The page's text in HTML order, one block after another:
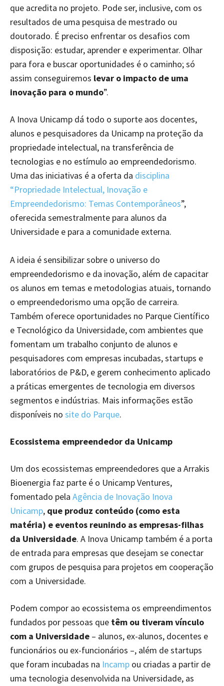
que acredita no projeto. Pode ser, inclusive, com os
resultados de uma pesquisa de mestrado ou
doutorado. É preciso enfrentar os desafios com
disposição: estudar, aprender e experimentar. Olhar
para fora e buscar oportunidades é o caminho; só
assim conseguiremos levar o impacto de uma
inovação para o mundo”.
A Inova Unicamp dá todo o suporte aos docentes,
alunos e pesquisadores da Unicamp na proteção da
propriedade intelectual, na transferência de
tecnologias e no estímulo ao empreendedorismo.
Uma das iniciativas é a oferta da disciplina
“Propriedade Intelectual, Inovação e
Empreendedorismo: Temas Contemporâneos”,
oferecida semestralmente para alunos da
Universidade e para a comunidade externa.
A ideia é sensibilizar sobre o universo do
empreendedorismo e da inovação, além de capacitar
os alunos em temas e metodologias atuais, tornando
o empreendedorismo uma opção de carreira.
Também oferece oportunidades no Parque Científico
e Tecnológico da Universidade, com ambientes que
fomentam um trabalho conjunto de alunos e
pesquisadores com empresas incubadas, startups e
laboratórios de P&D, e gerem conhecimento aplicado
a práticas emergentes de tecnologia em diversos
segmentos e indústrias. Mais informações estão
disponíveis no site do Parque.
Ecossistema empreendedor da Unicamp
Um dos ecossistemas empreendedores que a Arrakis
Bioenergia faz parte é o Unicamp Ventures,
fomentado pela Agência de Inovação Inova
Unicamp, que produz conteúdo (como esta
matéria) e eventos reunindo as empresas-filhas
da Universidade. A Inova Unicamp também é a porta
de entrada para empresas que desejam se conectar
com grupos de pesquisa para projetos em cooperação
com a Universidade.
Podem compor ao ecossistema os empreendimentos
fundados por pessoas que têm ou tiveram vínculo
com a Universidade – alunos, ex-alunos, docentes e
funcionários ou ex-funcionários –, além de startups
que foram incubadas na Incamp ou criadas a partir de
uma tecnologia desenvolvida na Universidade, as